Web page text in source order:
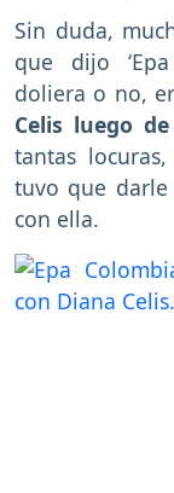
Sin duda,
que dijo
doliera o no,
Celis luego
tantas
tuvo que
con ella.